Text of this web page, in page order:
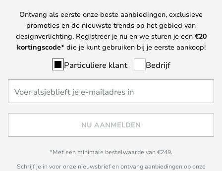
Ontvang als eerste onze beste aanbiedingen, exclusieve
promoties en de nieuwste trends op het gebied van
designverlichting. Registreer je nu en we sturen je een €20
kortingscode* die je kunt gebruiken bij je eerste aankoop!
Particuliere klant Bedrijf
NU AANMELDEN
*Met een minimale bestelwaarde van €249.
Schrijf je in voor onze nieuwsbrief en ontvang aanbiedingen op onze